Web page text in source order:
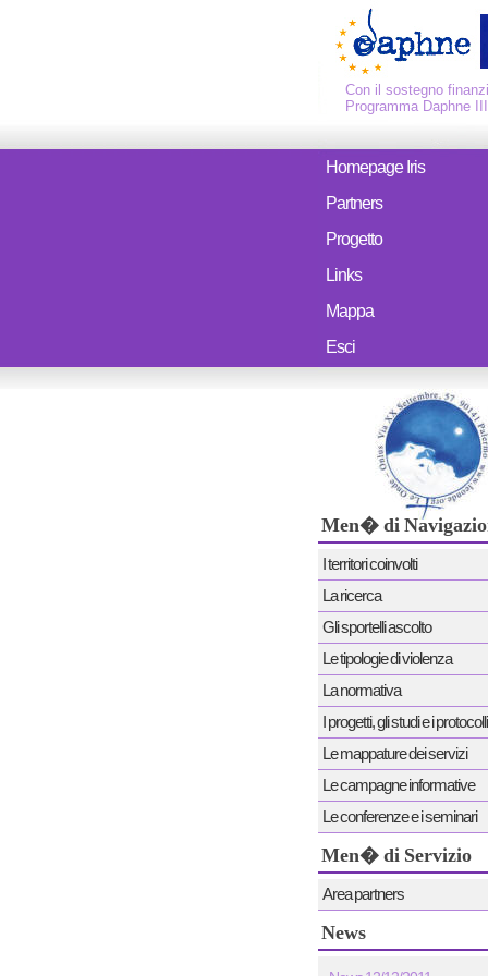
Con il sostegno
Programma Daphne
Homepage Iris
Partners
Progetto
Links
Mappa
Esci
Men� di
I territori coinvolti
La ricerca
Gli sportelli ascolto
Le tipologie di violenza
La normativa
I progetti, gli studi e i protocolli
Le mappature dei servizi
Le campagne informative
Le conferenze e i seminari
Men� di Servizio
Area partners
News
2^ CONFERENZA